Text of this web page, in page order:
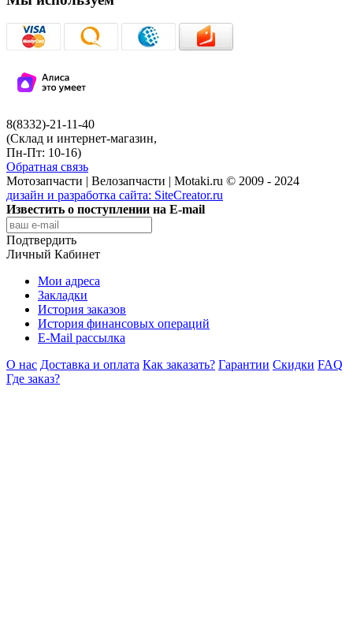
8(8332)-21-11-40
(Склад и интернет-магазин,
Пн-Пт: 10-16)
Обратная связь
Мотозапчасти | Велозапчасти | Motaki.ru © 2009 - 2024
дизайн и разработка сайта: SiteCreator.ru
Известить о поступлении на E-mail
Подтвердить
Личный Кабинет
Мои адреса
Закладки
История заказов
История финансовых операций
E-Mail рассылка
О нас Доставка и оплата Как заказать? Гарантии Скидки FAQ
Где заказ?